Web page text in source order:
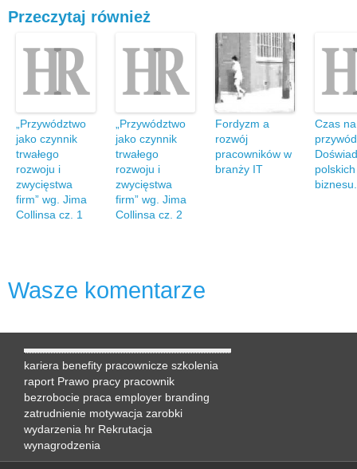
Przeczytaj również
„Przywództwo
jako czynnik
trwałego
rozwoju i
zwycięstwa
firm” wg. Jima
Collinsa cz. 1
„Przywództwo
jako czynnik
trwałego
rozwoju i
zwycięstwa
firm” wg. Jima
Collinsa cz. 2
Fordyzm a
rozwój
pracowników w
branży IT
Czas na
biznesu.
Wasze komentarze
kariera benefity pracownicze szkolenia
raport Prawo pracy pracownik
bezrobocie praca employer branding
zatrudnienie motywacja zarobki
wydarzenia hr Rekrutacja
wynagrodzenia